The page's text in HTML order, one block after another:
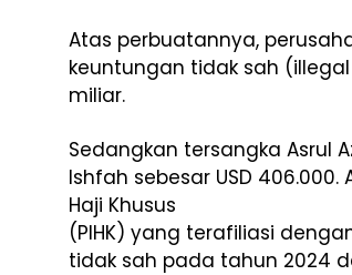
Atas perbuatannya,
keuntungan tidak sah
miliar.
Sedangkan tersangka Asrul
Ishfah sebesar USD
Haji Khusus
(PIHK) yang terafiliasi
tidak sah pada tahun 2024